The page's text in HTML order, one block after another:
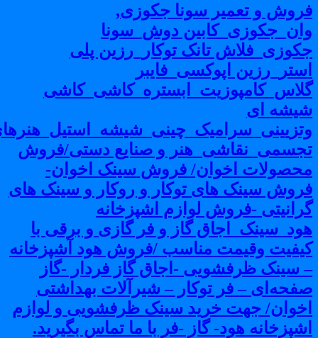
و تعمیر سونا جکوزی,
دوش_سونا
تانک توکار_رزین پلی
اپوکسی_فایبر
ای
و صنایع دستی/فروش
اخوان/ فروش سینک اخوان-
سینک های توکار و روکار و سینک های
-فروش لوازم اشپزخانه
گاز و فر گازی و برقی با
وقیمت مناسب /فروش هود آشپزخانه
سینک ظرفشویی -اجاق گاز فردار -گاز
– فر توکار – شیرآلات بهداشتی
جهت خرید سینک ظرفشویی و لوازم
هود- گاز -فر با ما تماس بگیرید.